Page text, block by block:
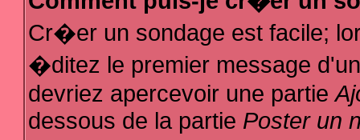
Cr�er un sondage est facile;
�ditez le premier message
devriez apercevoir une partie
dessous de la partie Poster un